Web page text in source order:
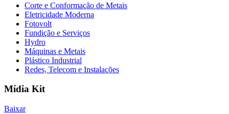
Corte e Conformação de Metais
Eletricidade Moderna
Fotovolt
Fundição e Serviços
Hydro
Máquinas e Metais
Plástico Industrial
Redes, Telecom e Instalações
Mídia Kit
Baixar